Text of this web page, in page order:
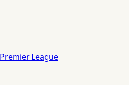
Premier League